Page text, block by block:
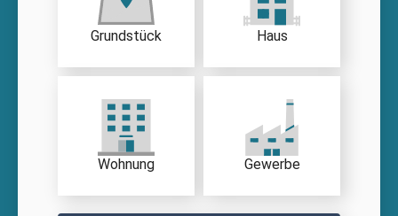
Grundstück Haus
Wohnung Gewerbe